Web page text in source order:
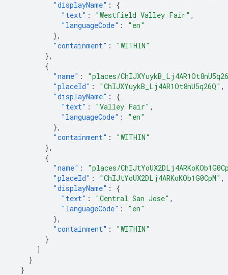
"displayName" :
{
"text" : "Westfield Valley Fair" ,
"languageCode" :
"en"
},
"containment" :
"WITHIN"
},
{
"name" :
"places/
"placeId" : "ChIJXYuykB_Lj4AR1Ot8nU5q26Q" ,
"displayName" :
{
"text" : "Valley Fair" ,
"languageCode" :
"en"
},
"containment" :
"WITHIN"
},
{
"name" :
"places/
"placeId" : "ChIJtYoUX2DLj4ARKoKOb1G0CpM" ,
"displayName" :
{
"text" : "Central San Jose" ,
"languageCode" :
"en"
},
"containment" :
"WITHIN"
}
]
}
}